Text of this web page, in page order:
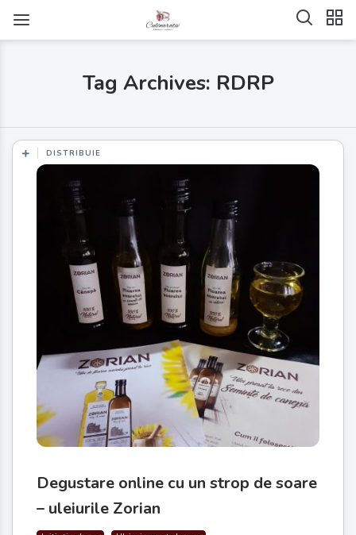
Tag Archives: RDRP
DISTRIBUIE
Degustare online cu un strop de soare
– uleiurile Zorian